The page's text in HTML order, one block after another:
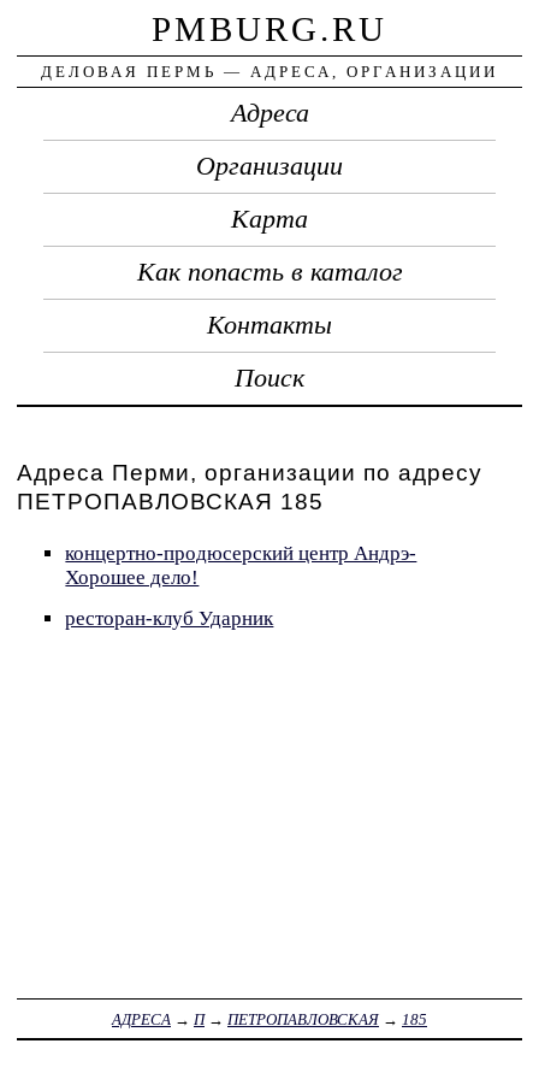
PMBURG.RU
ДЕЛОВАЯ ПЕРМЬ — АДРЕСА, ОРГАНИЗАЦИИ
Адреса
Организации
Карта
Как попасть в каталог
Контакты
Поиск
Адреса Перми, организации по адресу
ПЕТРОПАВЛОВСКАЯ 185
концертно-продюсерский центр Андрэ-
Хорошее дело!
ресторан-клуб Ударник
АДРЕСА → П→ ПЕТРОПАВЛОВСКАЯ → 185